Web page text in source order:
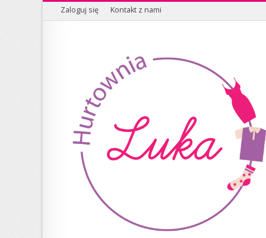
Zaloguj się Kontakt z nami